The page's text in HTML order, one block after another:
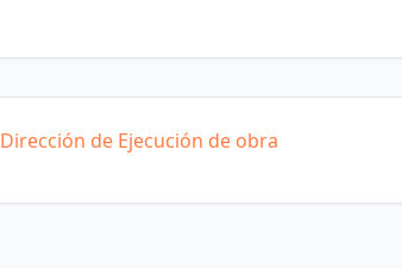
Dirección de Ejecución de obra